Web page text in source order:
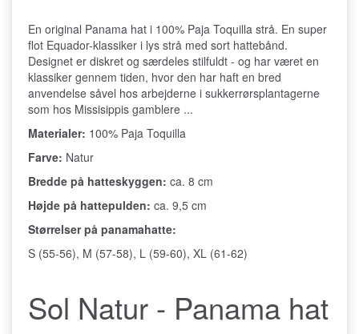
En original Panama hat i 100% Paja Toquilla strå. En super
flot Equador-klassiker i lys strå med sort hattebånd.
Designet er diskret og særdeles stilfuldt - og har været en
klassiker gennem tiden, hvor den har haft en bred
anvendelse såvel hos arbejderne i sukkerrørsplantagerne
som hos Missisippis gamblere ...
Materialer: 100% Paja Toquilla
Farve: Natur
Bredde på hatteskyggen: ca. 8 cm
Højde på hattepulden: ca. 9,5 cm
Størrelser på panamahatte:
S (55-56), M (57-58), L (59-60), XL (61-62)
Sol Natur - Panama hat